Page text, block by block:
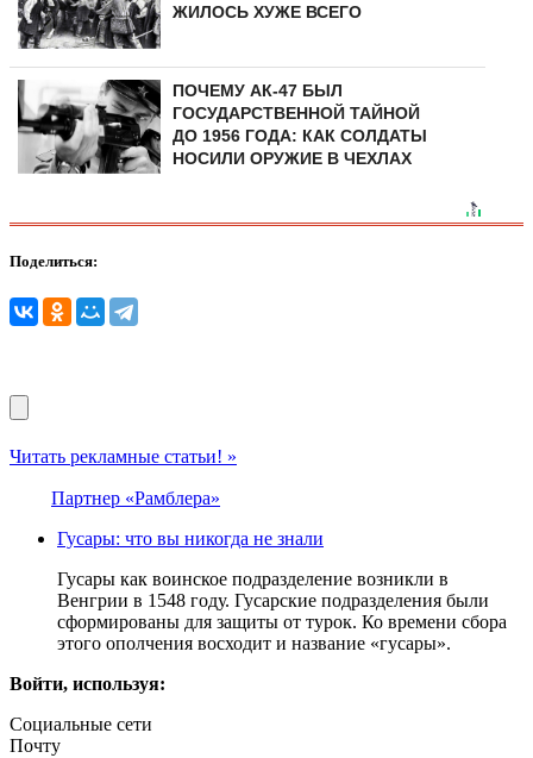
ЖИЛОСЬ ХУЖЕ ВСЕГО
ПОЧЕМУ АК-47 БЫЛ
ГОСУДАРСТВЕННОЙ ТАЙНОЙ
ДО 1956 ГОДА: КАК СОЛДАТЫ
НОСИЛИ ОРУЖИЕ В ЧЕХЛАХ
Поделиться:
Читать рекламные статьи! »
Партнер «Рамблера»
Гусары: что вы никогда не знали
Гусары как воинское подразделение возникли в
Венгрии в 1548 году. Гусарские подразделения были
сформированы для защиты от турок. Ко времени сбора
этого ополчения восходит и название «гусары».
Войти, используя:
Социальные сети
Почту